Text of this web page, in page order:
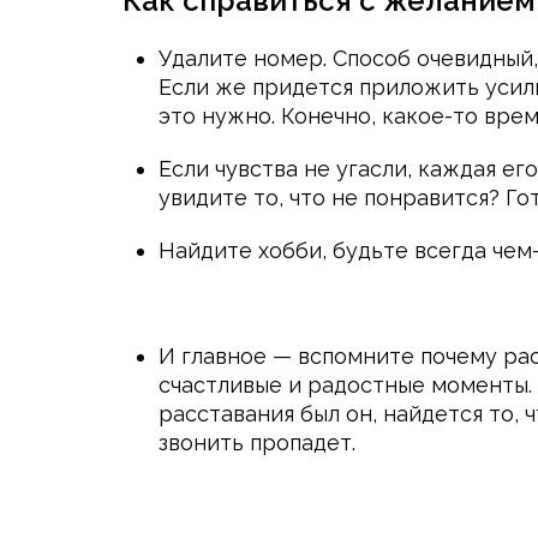
Удалите номер. Способ
Если же придется приложить
это нужно. Конечно, какое-то
Если чувства не угасли, каждая
увидите то, что не понравится?
Найдите хобби, будьте всегда
И главное — вспомните почему
счастливые и радостные
расставания был он, найдется
звонить пропадет.